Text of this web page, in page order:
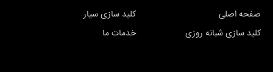
صفحه اصلی
کلید سازی سیار
کلید سازی شبانه روزی
خدمات ما